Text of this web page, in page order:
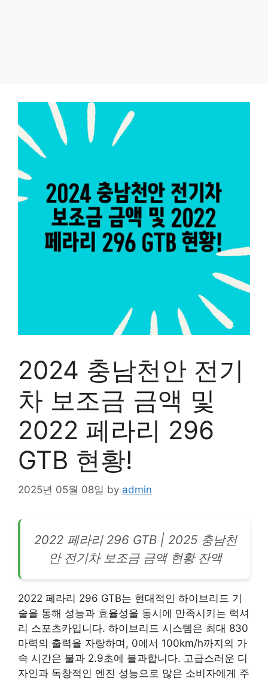
2024 충남천안 전기
차 보조금 금액 및
2022 페라리 296
GTB 현황!
2025년 05월 08일 by admin
2022 페라리 296 GTB | 2025 충남천
안 전기차보조금 금액 현황 잔액
2022 페라리 296 GTB는 현대적인 하이브리드 기
술을 통해 성능과 효율성을 동시에 만족시키는 럭셔
리 스포츠카입니다. 하이브리드 시스템은 최대 830
마력의 출력을 자랑하며, 0에서 100km/h까지의 가
속 시간은 불과 2.9초에 불과합니다. 고급스러운 디
자인과 독창적인 엔진 성능으로 많은 소비자에게 주